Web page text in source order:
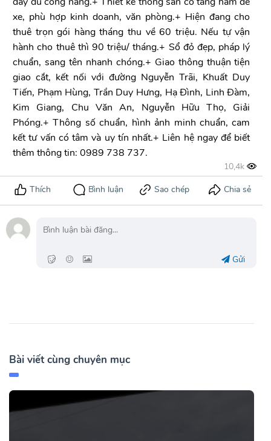
xe, phù hợp kinh doanh, văn phòng.+ Hiện đang cho
thuê trọn gói hàng tháng thu về 60 triệu. Nếu tự vận
hành cho thuê thì 90 triệu/ tháng.+ Sổ đỏ đẹp, pháp lý
chuẩn, sang tên nhanh chóng.+ Giao thông thuận tiện
giao cắt, kết nối với đường Nguyễn Trãi, Khuất Duy
Tiến, Phạm Hùng, Trần Duy Hưng, Hạ Đình, Linh Đàm,
Kim Giang, Chu Văn An, Nguyễn Hữu Thọ, Giải
Phóng.+ Thông số chuẩn, hình ảnh minh chuẩn, cam
kết tư vấn có tâm và uy tín nhất.+ Liên hệ ngay để biết
thêm thông tin: 0989 738 737.
Gửi
Bài viết cùng chuyên mục